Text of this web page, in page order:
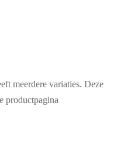
meerdere variaties. Deze
productpagina